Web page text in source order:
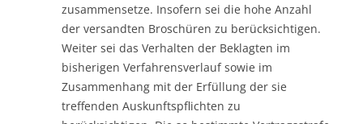
zusammensetze. Insofern sei die hohe Anzahl
der versandten Broschüren zu berücksichtigen.
Weiter sei das Verhalten der Beklagten im
bisherigen Verfahrensverlauf sowie im
Zusammenhang mit der Erfüllung der sie
treffenden Auskunftspflichten zu